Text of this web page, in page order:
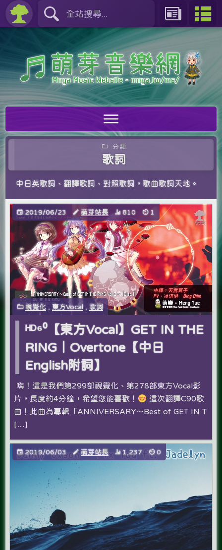
分類
歌詞
中日英歌詞、翻譯歌詞、對照歌詞，歌曲歌詞天地。
2019/06/23 萌芽站長 810 1
視覺化 , 東方Vocal , 歌詞
ᴴᴰ⁶⁰【東方Vocal】GET IN THE
RING｜Overtone【中日
English附詞】
嗨！這是我們第299部視覺化、第278部東方Vocal影
片，長度約4分鐘，希望您能喜歡！
這次翻譯C90歌
曲！此曲為專輯「ANNIVERSARY～Best of GET IN T
[…]
2019/06/03 萌芽站長 1,237 0